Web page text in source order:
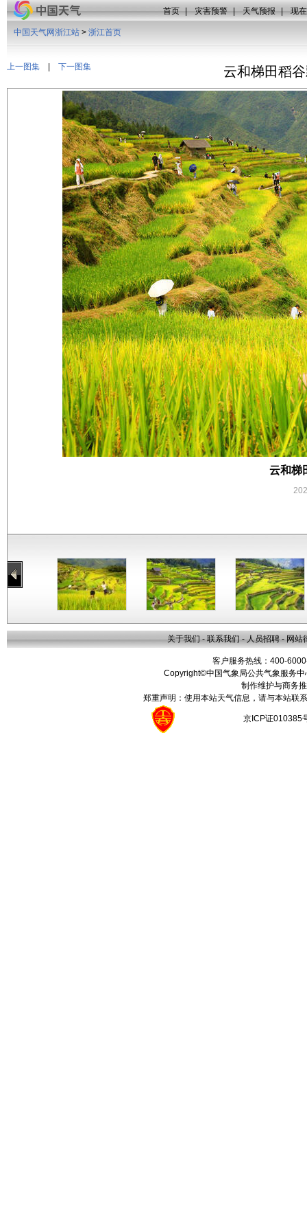
首页 | 灾害预警 | 天气预报 | 现
上一图集 下一图集
中国天气网浙江站 > 浙江首页
云和梯田稻
云和梯
关于我们 - 联系我们 - 人员招聘 - 网站
客户服务热线：400-
Copyright©中国气象局公共气象服务
制作维护与商务
郑重声明：使用本站天气信息，请与本站联
京ICP证010385